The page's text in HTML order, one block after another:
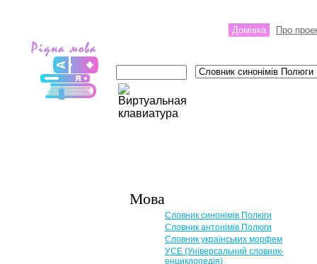
Домівка Про
Мова
Словник синонімів Полюги
Словник антонімів Полюги
Словник українських морфем
УСЕ (Універсальний словник-
енциклопедія)